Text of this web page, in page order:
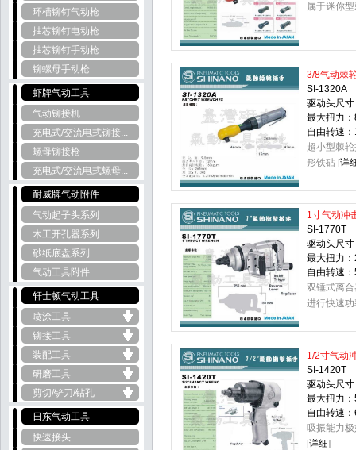
环槽铆钉气动枪
抽芯铆钉电动枪
抽芯铆钉手动枪
铆螺母手动枪
虾牌气动工具
气动铆接机
充电式/交流电式铆接...
螺母铆接枪
充电式/交流电式螺母...
耐威牌气动附件
气动起子头系列
木工开孔器系列
砂纸底盘系列
气动工具附件
轩士顿气动工具
喷涂工具
铆接工具
装配工具
研磨工具
剪切/铲刀/钻孔
日东气动工具
快速接头
属于迷你
3/8气动棘
SI-1320A
驱动头尺
最大扭力
自由转速
超小型棘
形铁砧 [详
1寸气动冲
SI-1770T
驱动头尺
最大扭力
自由转速
双锤式离
进行快速
1/2寸气动
SI-1420T
驱动头尺
最大扭力
自由转速
吸振能力
[详细]